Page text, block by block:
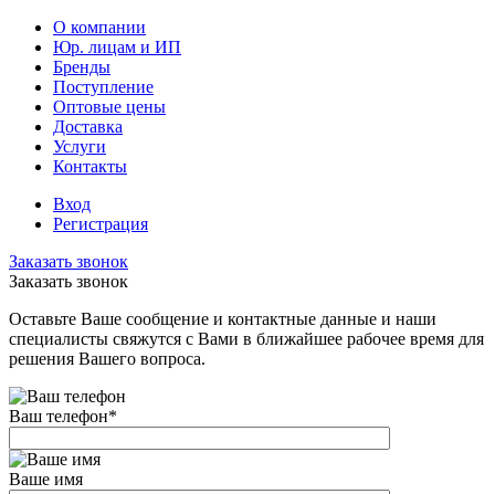
О компании
Юр. лицам и ИП
Бренды
Поступление
Оптовые цены
Доставка
Услуги
Контакты
Вход
Регистрация
Заказать звонок
Заказать звонок
Оставьте Ваше сообщение и контактные данные и наши
специалисты свяжутся с Вами в ближайшее рабочее время для
решения Вашего вопроса.
Ваш телефон*
Ваше имя